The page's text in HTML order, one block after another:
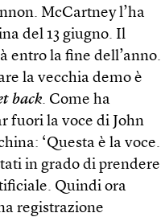
McCartney l’ha
del 13 giugno. Il
entro la fine dell’anno.
la vecchia demo è
back. Come ha
fuori la voce di John
‘Questa è la voce.
in grado di prendere
Quindi ora
registrazione